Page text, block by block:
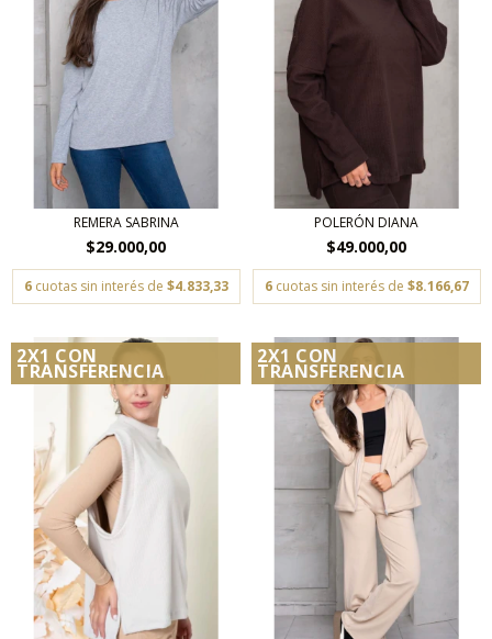
REMERA SABRINA
$29.000,00
6 cuotas sin interés de $4.833,33
POLERÓN DIANA
$49.000,00
6 cuotas sin interés de $8.166,67
2X1 CON
TRANSFERENCIA
2X1 CON
TRANSFERENCIA